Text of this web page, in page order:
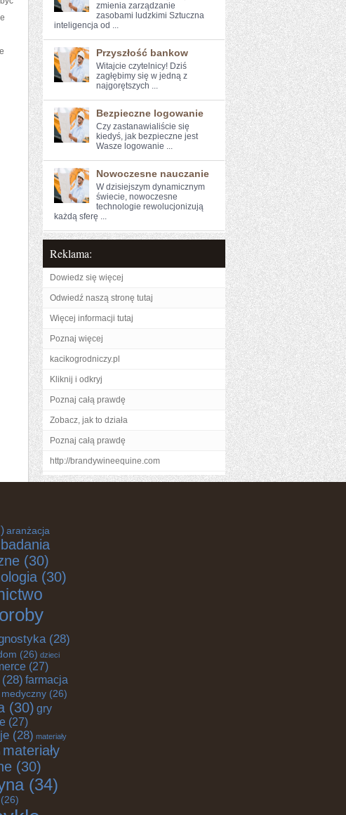
zmienia zarządzanie
zasobami ludzkimi Sztuczna
inteligencja od ...
Przyszłość bankow
Witajcie czytelnicy! Dziś⁤
zagłębimy⁤ się ⁣w jedną z
najgorętszych ...
Bezpieczne logowanie
Czy zastanawialiście się​
kiedyś, jak bezpieczne jest
Wasze logowanie ...
Nowoczesne nauczanie
W ⁢dzisiejszym dynamicznym ​
świecie, nowoczesne
technologie rewolucjonizują
⁤każdą sferę ...
Reklama:
Dowiedz się więcej
Odwiedź naszą stronę tutaj
Więcej informacji tutaj
Poznaj więcej
kacikogrodniczy.pl
Kliknij i odkryj
Poznaj całą prawdę
Zobacz, jak to działa
Poznaj całą prawdę
http://brandywineequine.com
aranżacja
badania
(30)
(30)
(28)
(26) dzieci
(27)
(28) farmacja
(26)
(30) gry
(27)
(28) materiały
materiały
(30)
(34)
(26)